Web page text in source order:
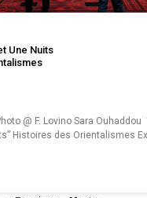
Une Nuits
@ F. Lovino Sara Ouhaddou
Histoires des Orientalismes